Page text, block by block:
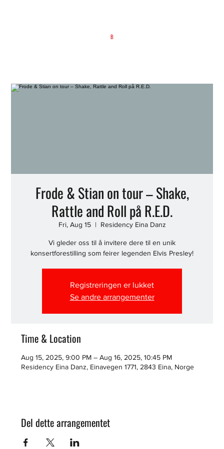
B
Frode & Stian on tour – Shake,
Rattle and Roll på R.E.D.
Fri, Aug 15
  |
Residency Eina Danz
Vi gleder oss til å invitere dere til en unik
konsertforestilling som feirer legenden Elvis Presley!
Registreringen er lukket
Se andre arrangementer
Time & Location
Aug 15, 2025, 9:00 PM – Aug 16, 2025, 10:45 PM
Residency Eina Danz, Einavegen 1771, 2843 Eina, Norge
Del dette arrangementet